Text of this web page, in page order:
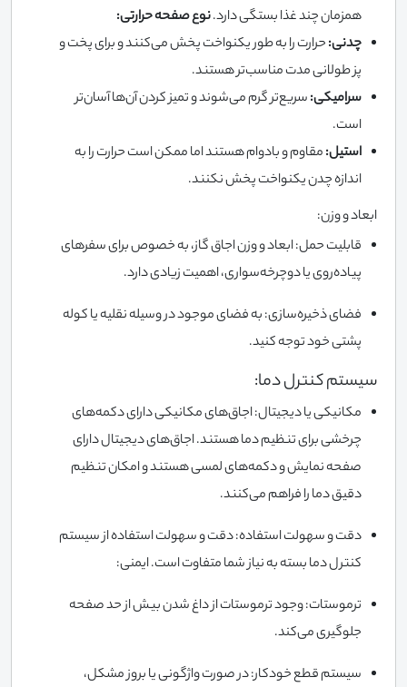
همزمان چند غذا بستگی دارد.نوع صفحه حرارتی:
چدنی:حرارت را به طور یکنواخت پخش می‌کنند و برای پخت و
پز طولانی مدت مناسب‌تر هستند.
سرامیکی:سریع‌تر گرم می‌شوند و تمیز کردن آن‌ها آسان‌تر
است.
استیل:مقاوم و بادوام هستند اما ممکن است حرارت را به
اندازه چدن یکنواخت پخش نکنند.
ابعاد و وزن:
قابلیت حمل: ابعاد و وزن اجاق گاز، به خصوص برای سفرهای
پیاده‌روی یا دوچرخه‌سواری، اهمیت زیادی دارد.
فضای ذخیره‌سازی: به فضای موجود در وسیله نقلیه یا کوله
پشتی خود توجه کنید.
سیستم کنترل دما:
مکانیکی یا دیجیتال: اجاق‌های مکانیکی دارای دکمه‌های
چرخشی برای تنظیم دما هستند. اجاق‌های دیجیتال دارای
صفحه نمایش و دکمه‌های لمسی هستند و امکان تنظیم
دقیق دما را فراهم می‌کنند.
دقت و سهولت استفاده: دقت و سهولت استفاده از سیستم
کنترل دما بسته به نیاز شما متفاوت است. ایمنی:
ترموستات: وجود ترموستات از داغ شدن بیش از حد صفحه
جلوگیری می‌کند.
سیستم قطع خودکار: در صورت واژگونی یا بروز مشکل،